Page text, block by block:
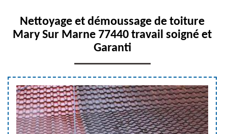
Nettoyage et démoussage de toiture
Mary Sur Marne 77440 travail soigné et
Garanti